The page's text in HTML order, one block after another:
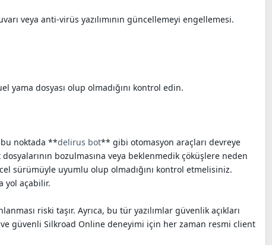
veya anti-virüs yazılımının güncellemeyi engellemesi.
yama dosyası olup olmadığını kontrol edin.
bu noktada **delirus bot** gibi otomasyon araçları devreye
bozulmasına veya beklenmedik çöküşlere neden
sürümüyle uyumlu olup olmadığını kontrol etmelisiniz.
yol açabilir.
riski taşır. Ayrıca, bu tür yazılımlar güvenlik açıkları
güvenli Silkroad Online deneyimi için her zaman resmi client